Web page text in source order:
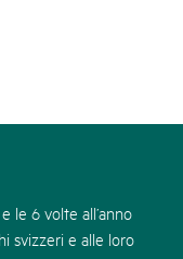
le 6 volte all’anno
svizzeri e alle loro